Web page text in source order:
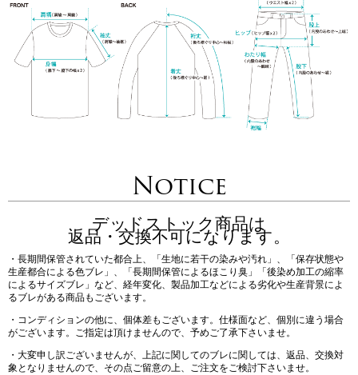
Notice
デッドストック商品は
返品・交換不可になります。
・長期間保管されていた都合上、「生地に若干の染みや汚れ」、「保存状態や
生産都合による色ブレ」、「長期間保管によるほこり臭」「後染め加工の縮率
によるサイズブレ」など、経年変化、製品加工などによる劣化や生産背景によ
るブレがある商品もございます。
・コンディションの他に、個体差もございます。仕様面など、個別に違う場合
がございます。ご指定は頂けませんので、予めご了承下さいませ。
・大変申し訳ございませんが、上記に関してのブレに関しては、返品、交換対
象となりませんので、その点ご留意の上、ご注文をご検討下さいませ。